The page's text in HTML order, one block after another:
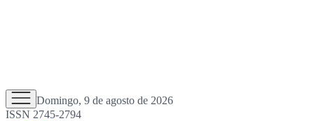
Domingo, 9 de agosto de 2026
ISSN 2745-2794